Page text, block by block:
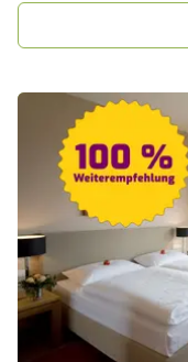
der Schäferhäuser
Schafställe defizitär.